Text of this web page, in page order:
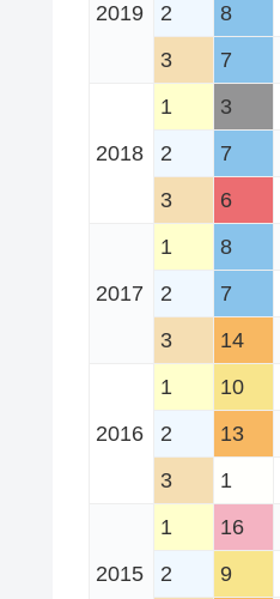
2019
2
8
3
7
2018
1 3
2
7
3
6
2017
1 8
2
7
3
14
2016
1 10
2
13
3
1
2015
1 16
2
9